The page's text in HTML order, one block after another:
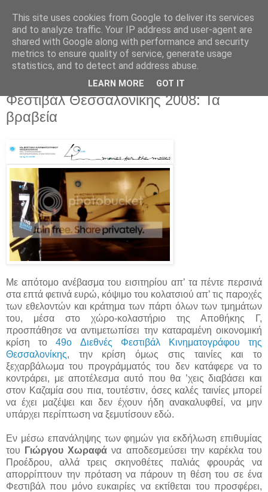
Movies For The Masses
Challenging common sense since 2004
Sunday, November 23, 2008
Φεστιβάλ Θεσσαλονίκης 2008: Τα
βραβεία
Με απότομο ανέβασμα του εισιτηρίου απ’ τα πέντε περσινά
στα επτά φετινά ευρώ, κόψιμο του κολατσιού απ’ τις παροχές
των εθελοντών και κράτημα των πάρτι όλων των τμημάτων
του, μέσα στο χώρο-κολαστήριο της Αποθήκης Γ,
προσπάθησε να αντιμετωπίσει την καταραμένη οικονομική
κρίση το49ο Διεθνές Φεστιβάλ Κινηματογράφου της
Θεσσαλονίκης, την κρίση όμως στις ταινίες και το
ξεχαρβάλωμα του προγράμματός του δεν κατάφερε να το
κοντράρει, με αποτέλεσμα αυτό που θα ’χεις διαβάσει και
στον Καζαμία σου πια, τουτέστιν, όσες καλές ταινίες μπορεί
να έχει μαζέψει και δεν έχουν ήδη ανακαλυφθεί, να μην
υπάρχει περίπτωση να ξεμυτίσουν εδώ.
Εν μέσω επανάληψης των φημών για εκδήλωση επιθυμίας
του
Γιώργου Χωραφά να αποδεσμεύσει την καρέκλα του
Προέδρου, αλλά τρεις σκηνοθέτες παλιάς φρουράς να
απορρίπτουν την πρόταση να πάρουν τη θέση του σε ένα
Φεστιβάλ που μόνο ευκαιρίες να εκτίθεται του προσφέρει,
This site uses cookies from Google to deliver its services
and to analyze traffic. Your IP address and user-agent are
shared with Google along with performance and security
metrics to ensure quality of service, generate usage
statistics, and to detect and address abuse.
LEARN MORE GOT IT